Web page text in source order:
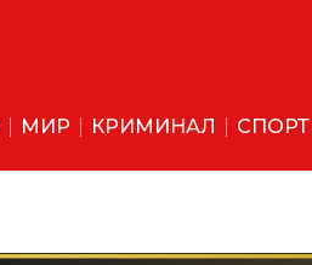
МИР КРИМИНАЛ СПОРТ